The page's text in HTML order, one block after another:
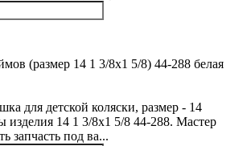
(размер 14 1 3/8х1 5/8) 44-288 белая
для детской коляски, размер - 14
изделия 14 1 3/8х1 5/8 44-288. Мастер
запчасть под ва...